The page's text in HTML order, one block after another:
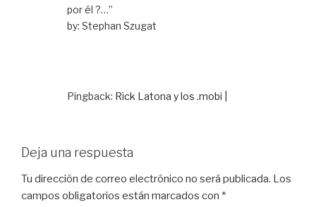
por él ?…”
by: Stephan Szugat
Pingback: Rick Latona y los .mobi |
Deja una respuesta
Tu dirección de correo electrónico no será publicada. Los
campos obligatorios están marcados con *